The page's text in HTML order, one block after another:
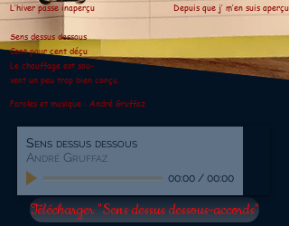
L’hiver passe inaperçu Depuis que j’ m’en suis aperçu
Sens dessus dessous
Cent pour cent déçu
Le chauffage est sou-
vent un peu trop bien conçu.
Paroles et musique : André Gruffaz
Sens dessus dessous
André Gruffaz
00:00 / 00:00
Télécharger "Sens dessus dessous-accords"